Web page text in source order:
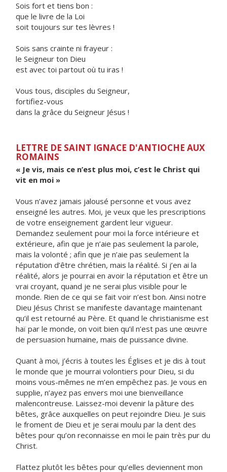
Sois fort et tiens bon :
que le livre de la Loi
soit toujours sur tes lèvres !
Sois sans crainte ni frayeur :
le Seigneur ton Dieu
est avec toi partout où tu iras !
Vous tous, disciples du Seigneur,
fortifiez-vous
dans la grâce du Seigneur Jésus !
LETTRE DE SAINT IGNACE D'ANTIOCHE AUX
ROMAINS
« Je vis, mais ce n’est plus moi, c’est le Christ qui
vit en moi »
Vous n’avez jamais jalousé personne et vous avez
enseigné les autres. Moi, je veux que les prescriptions
de votre enseignement gardent leur vigueur.
Demandez seulement pour moi la force intérieure et
extérieure, afin que je n’aie pas seulement la parole,
mais la volonté ; afin que je n’aie pas seulement la
réputation d’être chrétien, mais la réalité. Si j’en ai la
réalité, alors je pourrai en avoir la réputation et être un
vrai croyant, quand je ne serai plus visible pour le
monde. Rien de ce qui se fait voir n’est bon. Ainsi notre
Dieu Jésus Christ se manifeste davantage maintenant
qu’il est retourné au Père. Et quand le christianisme est
haï par le monde, on voit bien qu’il n’est pas une œuvre
de persuasion humaine, mais de puissance divine.
Quant à moi, j’écris à toutes les Églises et je dis à tout
le monde que je mourrai volontiers pour Dieu, si du
moins vous-mêmes ne m’en empêchez pas. Je vous en
supplie, n’ayez pas envers moi une bienveillance
malencontreuse. Laissez-moi devenir la pâture des
bêtes, grâce auxquelles on peut rejoindre Dieu. Je suis
le froment de Dieu et je serai moulu par la dent des
bêtes pour qu’on reconnaisse en moi le pain très pur du
Christ.
Flattez plutôt les bêtes pour qu’elles deviennent mon